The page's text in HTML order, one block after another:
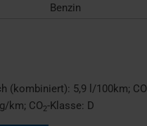
Benzin
(kombiniert): 5,9 l/100km; CO
km; CO2-Klasse: D